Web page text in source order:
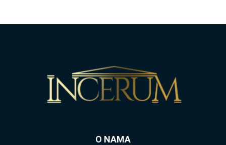
O NAMA